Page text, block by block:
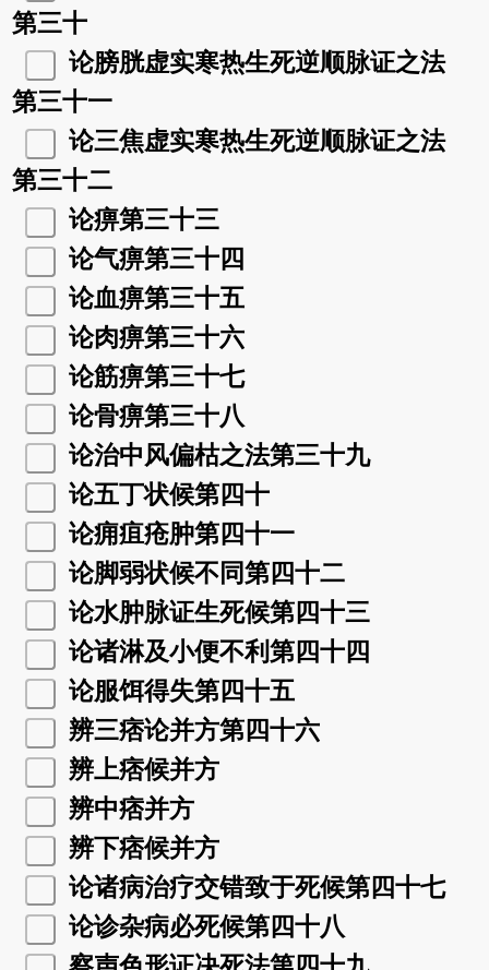
第三十
论膀胱虚实寒热生死逆顺脉证之法
第三十一
论三焦虚实寒热生死逆顺脉证之法
第三十二
论痹第三十三
论气痹第三十四
论血痹第三十五
论肉痹第三十六
论筋痹第三十七
论骨痹第三十八
论治中风偏枯之法第三十九
论五丁状候第四十
论痈疽疮肿第四十一
论脚弱状候不同第四十二
论水肿脉证生死候第四十三
论诸淋及小便不利第四十四
论服饵得失第四十五
辨三痞论并方第四十六
辨上痞候并方
辨中痞并方
辨下痞候并方
论诸病治疗交错致于死候第四十七
论诊杂病必死候第四十八